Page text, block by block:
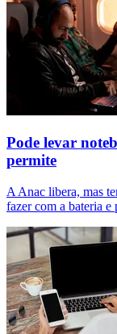
Pode levar
permite
A Anac libera, mas
fazer com a bateria e